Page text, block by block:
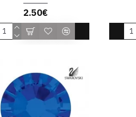
2.50€